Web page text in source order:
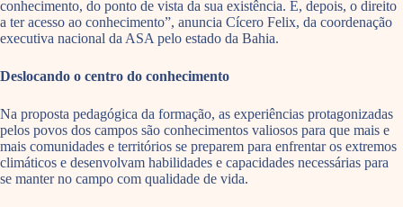
conhecimento, do ponto de vista da sua existência. E, depois, o direito
a ter acesso ao conhecimento”, anuncia Cícero Felix, da coordenação
executiva nacional da ASA pelo estado da Bahia.
Deslocando o centro do conhecimento
Na proposta pedagógica da formação, as experiências protagonizadas
pelos povos dos campos são conhecimentos valiosos para que mais e
mais comunidades e territórios se preparem para enfrentar os extremos
climáticos e desenvolvam habilidades e capacidades necessárias para
se manter no campo com qualidade de vida.